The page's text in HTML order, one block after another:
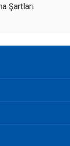
Şartları